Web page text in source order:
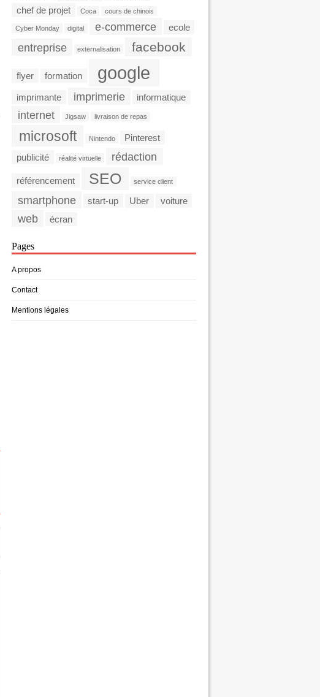
chef de projet
Coca cours de chinois
Cyber Monday digital e-commerce ecole
entreprise externalisation facebook
flyer formation google
imprimante imprimerie informatique
internet Jigsaw livraison de repas
microsoft Nintendo
Pinterest
publicité
réalité virtuelle rédaction
référencement SEO service client
smartphone start-up Uber voiture
web écran
Pages
A propos
Contact
Mentions légales